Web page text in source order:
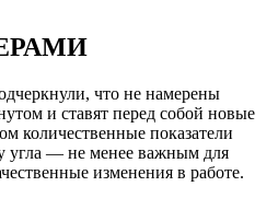
что не намерены
и ставят перед собой новые
количественные показатели
угла — не менее важным для
изменения в работе.